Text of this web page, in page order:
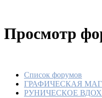
Просмотр
Список форумов
ГРАФИЧЕСКАЯ
РУНИЧЕСКОЕ